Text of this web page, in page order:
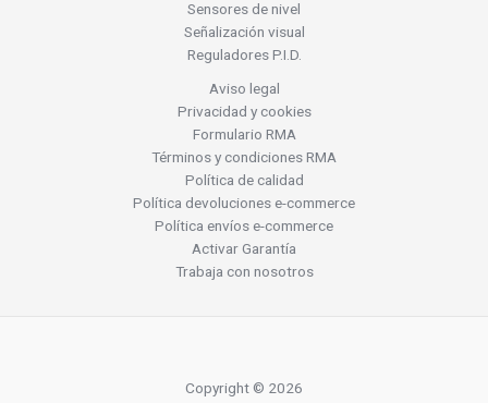
Sensores de nivel
Señalización visual
Reguladores P.I.D.
Aviso legal
Privacidad y cookies
Formulario RMA
Términos y condiciones RMA
Política de calidad
Política devoluciones e-commerce
Política envíos e-commerce
Activar Garantía
Trabaja con nosotros
Copyright © 2026